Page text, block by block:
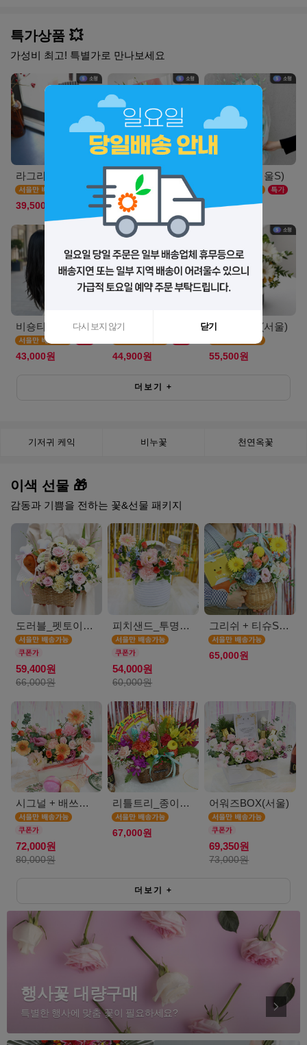
특가상품 💥
가성비 최고! 특별가로 만나보세요
39,500원
스마일리(서울S)
39,900원
루나민트(서울S)
36,900원
비숑타임(서울S)
43,000원
캣블라썸(서울)
44,900원
에그타르트(서울)
55,500원
더보기 +
기저귀 케익 비누꽃 천연옥꽃
이색 선물 🎁
감동과 기쁨을 전하는 꽃&선물 패키지
도러블_펫토이인형(서울)
59,400원
66,000원
피치샌드_투명보틀(서울)
54,000원
60,000원
그리쉬 + 티슈SET(서울)
65,000원
시그널 + 배쓰밤SET(서울)
72,000원
80,000원
리틀트리_종이방향제(서울)
67,000원
어워즈BOX(서울)
69,350원
73,000원
더보기 +
행사꽃 대량구매
특별한 행사에 맞춤 꽃이 필요하세요?
다시 보지 않기 닫기